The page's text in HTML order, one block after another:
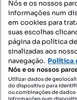
Mapa do Site
Contacte-nos
Nós e os nossos
informações num
em cookies para
suas escolhas
página da política
sinalizadas aos
navegação. Política
Nós e os nossos
Utilizar dados de
do dispositivo para
ou combinações de dados